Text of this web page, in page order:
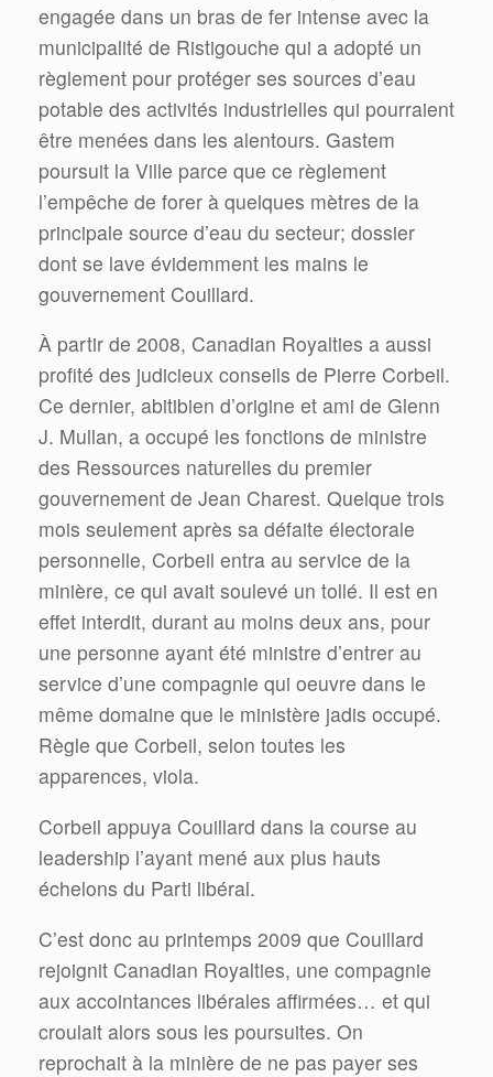
engagée dans un bras de fer intense avec la
municipalité de Ristigouche qui a adopté un
règlement pour protéger ses sources d’eau
potable des activités industrielles qui pourraient
être menées dans les alentours. Gastem
poursuit la Ville parce que ce règlement
l’empêche de forer à quelques mètres de la
principale source d’eau du secteur; dossier
dont se lave évidemment les mains le
gouvernement Couillard.
À partir de 2008, Canadian Royalties a aussi
profité des judicieux conseils de Pierre Corbeil.
Ce dernier, abitibien d’origine et ami de Glenn
J. Mullan, a occupé les fonctions de ministre
des Ressources naturelles du premier
gouvernement de Jean Charest. Quelque trois
mois seulement après sa défaite électorale
personnelle, Corbeil entra au service de la
minière, ce qui avait soulevé un tollé. Il est en
effet interdit, durant au moins deux ans, pour
une personne ayant été ministre d’entrer au
service d’une compagnie qui oeuvre dans le
même domaine que le ministère jadis occupé.
Règle que Corbeil, selon toutes les
apparences, viola.
Corbeil appuya Couillard dans la course au
leadership l’ayant mené aux plus hauts
échelons du Parti libéral.
C’est donc au printemps 2009 que Couillard
rejoignit Canadian Royalties, une compagnie
aux accointances libérales affirmées… et qui
croulait alors sous les poursuites. On
reprochait à la minière de ne pas payer ses